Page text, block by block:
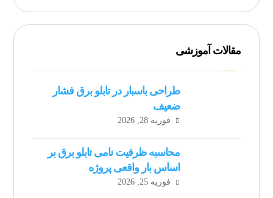
مقالات آموزشی
طراحی باسبار در تابلو برق فشار
ضعیف
فوریه 28, 2026
محاسبه ظرفیت نامی تابلو برق بر
اساس بار واقعی پروژه
فوریه 25, 2026